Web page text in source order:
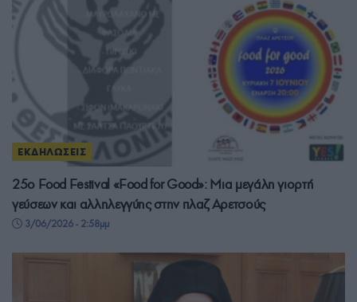
ΕΚΔΗΛΩΣΕΙΣ
25ο Food Festival «Food for Good»: Μια μεγάλη γιορτή
γεύσεων και αλληλεγγύης στην πλαζ Αρετσούς
3/06/2026 - 2:58μμ